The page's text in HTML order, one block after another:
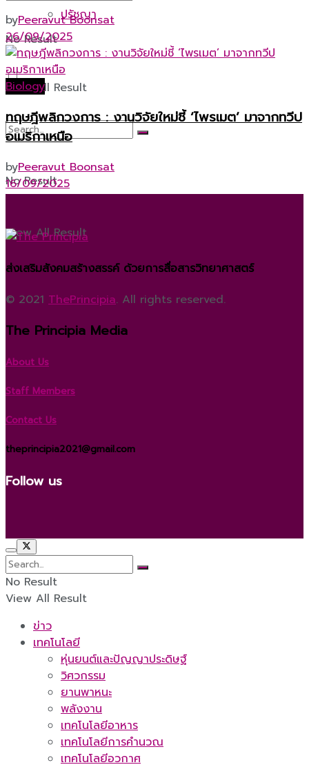
ปรัชญา
No Result
View All Result
No Result
View All Result
byPeeravut Boonsat
26/09/2025
Biology
ทฤษฎีพลิกวงการ : งานวิจัยใหม่ชี้ ‘ไพรเมต’ มาจากทวีป
อเมริกาเหนือ
byPeeravut Boonsat
16/09/2025
ส่งเสริมสังคมสร้างสรรค์ ด้วยการสื่อสารวิทยาศาสตร์
© 2021 ThePrincipia. All rights reserved.
The Principia Media
About Us
Staff Members
Contact Us
theprincipia2021@gmail.com
Follow us
No Result
View All Result
ข่าว
เทคโนโลยี
หุ่นยนต์และปัญญาประดิษฐ์
วิศวกรรม
ยานพาหนะ
พลังงาน
เทคโนโลยีอาหาร
เทคโนโลยีการคำนวณ
เทคโนโลยีอวกาศ